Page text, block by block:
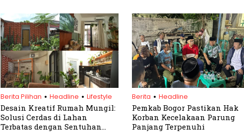
Berita Pilihan . Headline . Lifestyle
Desain Kreatif Rumah Mungil:
Solusi Cerdas di Lahan
Terbatas dengan Sentuhan
Berita . Headline
Pemkab Bogor Pastikan Hak
Korban Kecelakaan Parung
Panjang Terpenuhi